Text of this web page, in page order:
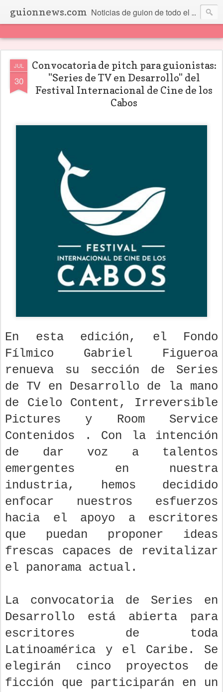
guionnews.com Noticias de guion de todo el mundo... Y más.
JUL
30
Convocatoria de pitch para guionistas:
"Series de TV en Desarrollo" del
Festival Internacional de Cine de los
Cabos
En esta edición, el Fondo
Fílmico Gabriel Figueroa
renueva su sección de Series
de TV en Desarrollo de la mano
de Cielo Content, Irreversible
Pictures y Room Service
Contenidos . Con la intención
de dar voz a talentos
emergentes en nuestra
industria, hemos decidido
enfocar nuestros esfuerzos
hacia el apoyo a escritores
que puedan proponer ideas
frescas capaces de revitalizar
el panorama actual.
La convocatoria de Series en
Desarrollo está abierta para
escritores de toda
Latinoamérica y el Caribe. Se
elegirán cinco proyectos de
ficción que participarán en un